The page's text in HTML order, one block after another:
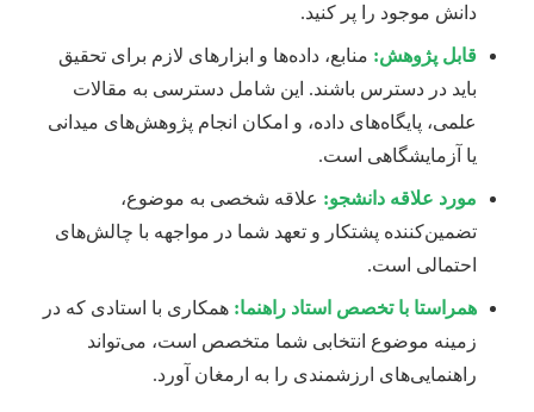
دانش موجود را پر کنید.
قابل پژوهش: منابع، داده‌ها و ابزارهای لازم برای تحقیق
باید در دسترس باشند. این شامل دسترسی به مقالات
علمی، پایگاه‌های داده، و امکان انجام پژوهش‌های میدانی
یا آزمایشگاهی است.
مورد علاقه دانشجو: علاقه شخصی به موضوع،
تضمین‌کننده پشتکار و تعهد شما در مواجهه با چالش‌های
احتمالی است.
همراستا با تخصص استاد راهنما: همکاری با استادی که در
زمینه موضوع انتخابی شما متخصص است، می‌تواند
راهنمایی‌های ارزشمندی را به ارمغان آورد.